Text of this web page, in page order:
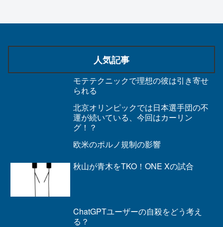
人気記事
モテテクニックで理想の彼は引き寄せ
られる
北京オリンピックでは日本選手団の不
運が続いている、今回はカーリン
グ！？
欧米のポルノ規制の影響
秋山が青木をTKO！ONE Xの試合
ChatGPTユーザーの自殺をどう考え
る？